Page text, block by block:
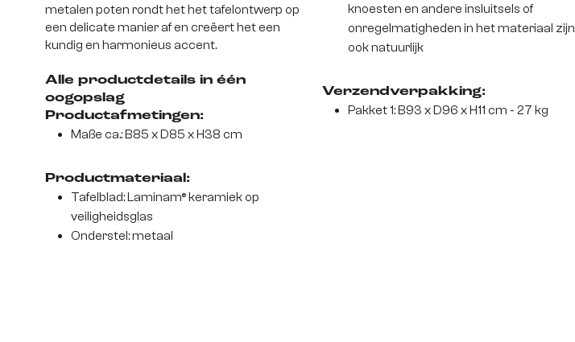
metalen poten rondt het het tafelontwerp op
een delicate manier af en creëert het een
kundig en harmonieus accent.
Alle productdetails in één
oogopslag
Productafmetingen:
Maße ca.: B85 x D85 x H38 cm
Productmateriaal:
Tafelblad: Laminam® keramiek op
veiligheidsglas
Onderstel: metaal
knoesten en andere insluitsels of
onregelmatigheden in het materiaal zijn
ook natuurlijk
Verzendverpakking:
Pakket 1: B93 x D96 x H11 cm - 27 kg